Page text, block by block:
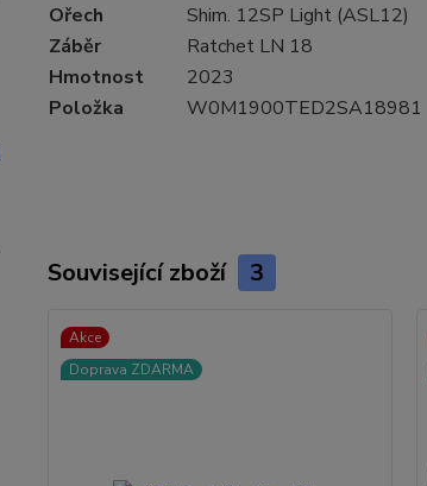
Ořech
Shim. 12SP Light (ASL12)
Záběr
Ratchet LN 18
Hmotnost
2023
Položka
W0M1900TED2SA18981
Související zboží 3
Akce
Doprava ZDARMA